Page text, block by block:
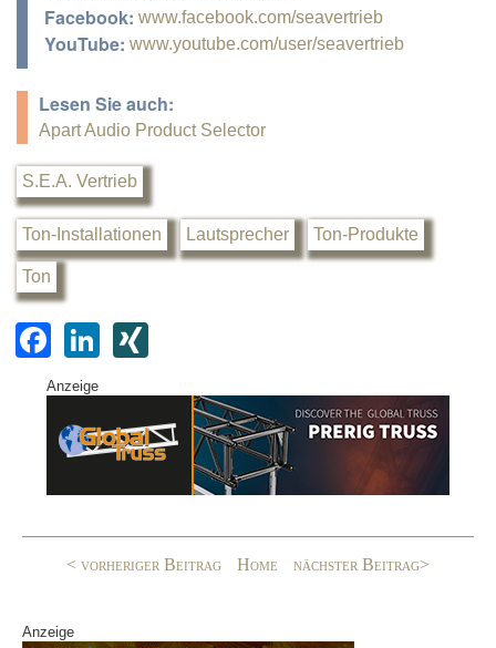
Facebook: www.facebook.com/seavertrieb
YouTube: www.youtube.com/user/seavertrieb
Lesen Sie auch:
Apart Audio Product Selector
S.E.A. Vertrieb
Ton-Installationen Lautsprecher Ton-Produkte
Ton
F
a
c
e
o
Li
k
e
G
Anzeige
< vorheriger Beitrag Home nächster Beitrag>
Anzeige